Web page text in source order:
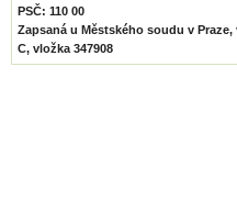
PSČ: 110 00
Zapsaná u Městského soudu v Praze,
C, vložka 347908